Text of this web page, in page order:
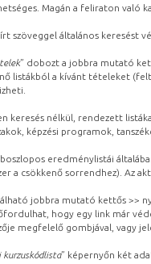
Magán a feliraton való
szöveggel általános keresést
” dobozt a jobbra mutató
listákból a kívánt tételeket
keresés nélkül, rendezett
képzési programok,
eredménylistái
a csökkenő sorrendhez). Az
jobbra mutató kettős >>
hogy egy link már
megfelelő gombjával, vagy
kurzuskódlista” képernyőn két